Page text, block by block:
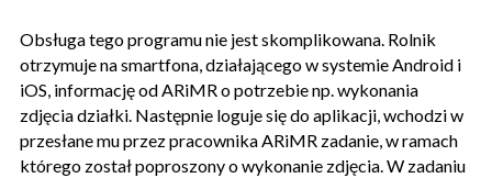
Obsługa tego programu nie jest skomplikowana. Rolnik
otrzymuje na smartfona, działającego w systemie Android i
iOS, informację od ARiMR o potrzebie np. wykonania
zdjęcia działki. Następnie loguje się do aplikacji, wchodzi w
przesłane mu przez pracownika ARiMR zadanie, w ramach
którego został poproszony o wykonanie zdjęcia. W zadaniu